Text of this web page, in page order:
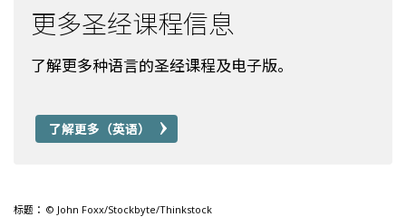
更多圣经课程信息
了解更多种语言的圣经课程及电子版。
了解更多（英语）
标题： © John Foxx/Stockbyte/Thinkstock